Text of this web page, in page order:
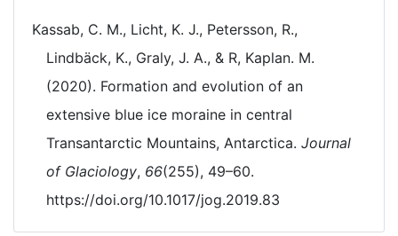
Kassab, C. M., Licht, K. J., Petersson, R.,
Lindbäck, K., Graly, J. A., & R, Kaplan. M.
(2020). Formation and evolution of an
extensive blue ice moraine in central
Transantarctic Mountains, Antarctica. Journal
of Glaciology, 66(255), 49–60.
https://doi.org/10.1017/jog.2019.83